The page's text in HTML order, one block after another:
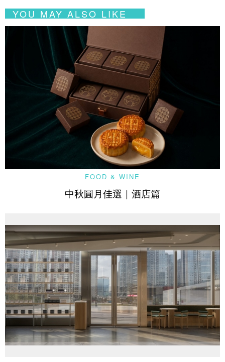
YOU MAY ALSO LIKE
FOOD & WINE
中秋圓月佳選｜酒店篇